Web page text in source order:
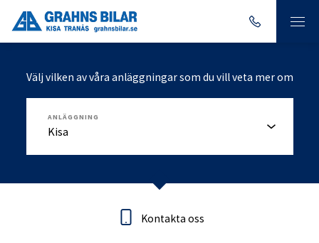
Välj vilken av våra anläggningar som du vill veta mer om
ANLÄGGNING
Kontakta oss
Kontakta oss